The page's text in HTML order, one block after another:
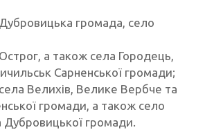
громада, село
а також села Городець,
Сарненської громади;
Велихів, Велике Вербче та
громади, а також село
Дубровицької громади.